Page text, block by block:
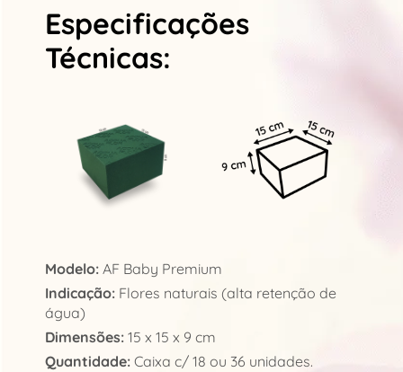
Especificações
Técnicas:
Modelo: AF Baby Premium
Indicação: Flores naturais (alta retenção de
água)
Dimensões: 15 x 15 x 9 cm
Quantidade: Caixa c/ 18 ou 36 unidades.